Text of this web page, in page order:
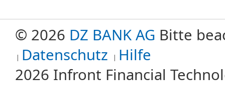
© 2026 DZ BANK AG Bitte
Datenschutz Hilfe
2026 Infront Financial